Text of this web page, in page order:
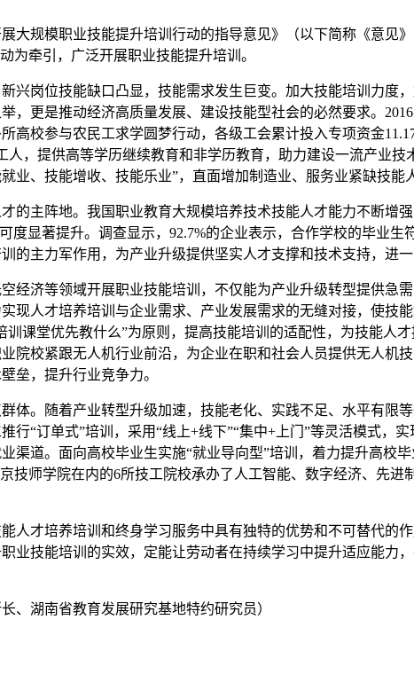
大规模职业技能提升培训行动的指导意见》（以下简称《意见
为牵引，广泛开展职业技能提升培训。
兴岗位技能缺口凸显，技能需求发生巨变。加大技能培训力度
，更是推动经济高质量发展、建设技能型社会的必然要求。
校参与农民工求学圆梦行动，各级工会累计投入专项资金
，提供高等学历继续教育和非学历教育，助力建设一流产业技
业、技能增收、技能乐业”，直面增加制造业、服务业紧缺技能
的主阵地。我国职业教育大规模培养技术技能人才能力不断增
显著提升。调查显示，92.7%的企业表示，合作学校的毕业生
的主力军作用，为产业升级提供坚实人才支撑和技术支持，进
经济等领域开展职业技能培训，不仅能为产业升级转型提供急
现人才培养培训与企业需求、产业发展需求的无缝对接，使技
课堂优先教什么”为原则，提高技能培训的适配性，为技能人
院校紧跟无人机行业前沿，为企业在职和社会人员提供无人机
垒，提升行业竞争力。
体。随着产业转型升级加速，技能老化、实践不足、水平有限
“订单式”培训，采用“线上+线下”“集中+上门”等灵活模式，
渠道。面向高校毕业生实施“就业导向型”培训，着力提升高校
技师学院在内的6所技工院校承办了人工智能、数字经济、先
人才培养培训和终身学习服务中具有独特的优势和不可替代的
业技能培训的实效，定能让劳动者在持续学习中提升适应能力
、湖南省教育发展研究基地特约研究员）